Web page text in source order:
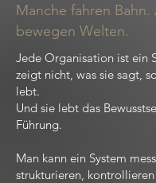
Manche fahren Bahn.
bewegen Welten.
​Jede Organisation ist ein
zeigt nicht, was sie sagt,
lebt.
Und sie lebt das
Führung.
Man kann ein System
strukturieren,